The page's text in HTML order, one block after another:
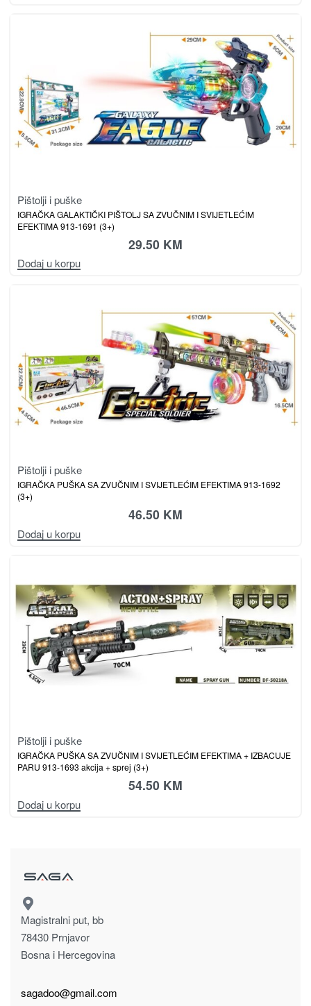
Pištolji i puške
IGRAČKA GALAKTIČKI PIŠTOLJ SA ZVUČNIM I SVIJETLEĆIM
EFEKTIMA 913-1691 (3+)
29.50 KM
Dodaj u korpu
Pištolji i puške
IGRAČKA PUŠKA SA ZVUČNIM I SVIJETLEĆIM EFEKTIMA 913-1692
(3+)
46.50 KM
Dodaj u korpu
Pištolji i puške
IGRAČKA PUŠKA SA ZVUČNIM I SVIJETLEĆIM EFEKTIMA + IZBACUJE
PARU 913-1693 akcija + sprej (3+)
54.50 KM
Dodaj u korpu
Magistralni put, bb
78430 Prnjavor
Bosna i Hercegovina
sagadoo@gmail.com